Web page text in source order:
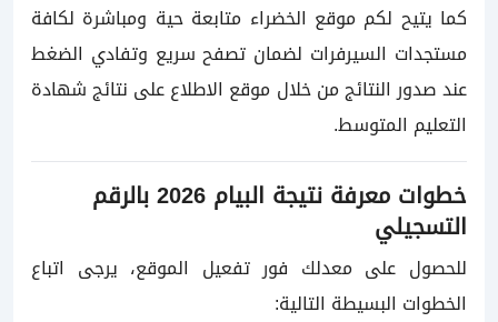
كما يتيح لكم موقع الخضراء متابعة حية ومباشرة لكافة
مستجدات السيرفرات لضمان تصفح سريع وتفادي الضغط
عند صدور النتائج من خلال موقع الاطلاع على نتائج شهادة
التعليم المتوسط.
خطوات معرفة نتيجة البيام 2026 بالرقم
التسجيلي
للحصول على معدلك فور تفعيل الموقع، يرجى اتباع
الخطوات البسيطة التالية: